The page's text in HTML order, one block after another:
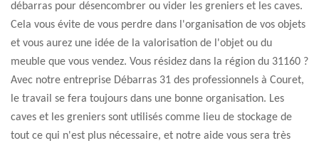
débarras pour désencombrer ou vider les greniers et les caves.
Cela vous évite de vous perdre dans l'organisation de vos objets
et vous aurez une idée de la valorisation de l'objet ou du
meuble que vous vendez. Vous résidez dans la région du 31160 ?
Avec notre entreprise Débarras 31 des professionnels à Couret,
le travail se fera toujours dans une bonne organisation. Les
caves et les greniers sont utilisés comme lieu de stockage de
tout ce qui n'est plus nécessaire, et notre aide vous sera très